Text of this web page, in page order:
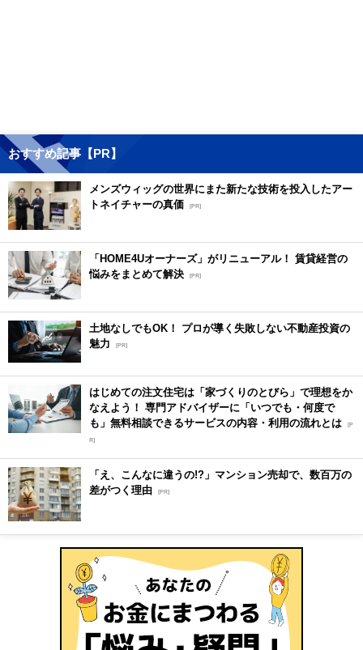
おすすめ記事【PR】
メンズウィッグの世界にまた新たな技術を投入したアー
トネイチャーの真価 [PR]
「HOME4Uオーナーズ」がリニューアル！ 賃貸経営の
悩みをまとめて解決 [PR]
土地なしでもOK！ プロが導く失敗しない不動産投資の
魅力
[PR]
はじめての注文住宅は「家づくりのとびら」で理想をか
なえよう！ 専門アドバイザーに「いつでも・何度で
も」無料相談できるサービスの内容・利用の流れとは [P
R]
「え、こんなに違うの!?」マンション売却で、数百万の
差がつく理由 [PR]